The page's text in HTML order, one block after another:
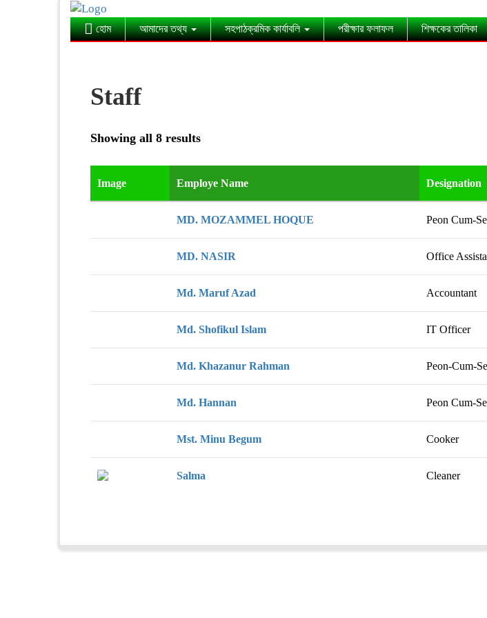
হোম আমাদের তথ্য সহপাঠক্রমিক কার্যাবলি পরীক্ষার ফলাফল শিক্ষকের তালিকা
Staff
Showing all 8 results
Image Employe Name Designation
MD. MOZAMMEL HOQUE Peon Cum-
MD. NASIR Office
Md. Maruf Azad Accountant
Md. Shofikul Islam IT Officer
Md. Khazanur Rahman Peon-Cum-
Md. Hannan Peon Cum-
Mst. Minu Begum Cooker
Salma Cleaner